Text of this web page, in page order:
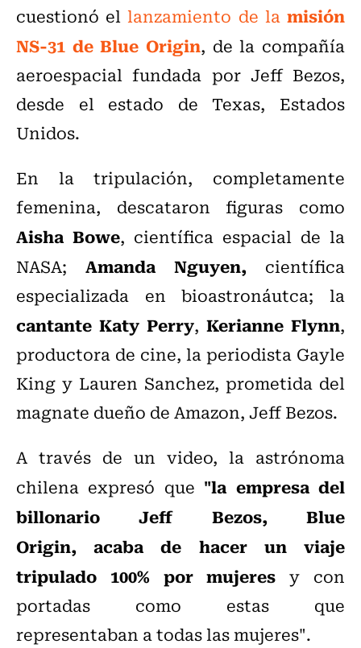
cuestionó el lanzamiento de lamisión
NS-31 de Blue Origin, de la compañía
aeroespacial fundada por Jeff Bezos,
desde el estado de Texas, Estados
Unidos.
En la tripulación, completamente
femenina, descataron figuras como
Aisha Bowe, científica espacial de la
NASA; Amanda Nguyen, científica
especializada en bioastronáutca; la
cantante Katy Perry, Kerianne Flynn,
productora de cine, la periodista Gayle
King y Lauren Sanchez, prometida del
magnate dueño de Amazon,Jeff Bezos.
A través de un video, la astrónoma
chilena expresó que "la empresa del
billonario Jeff Bezos, Blue
Origin, acaba de hacer un viaje
tripulado 100% por mujeresy con
portadas como estas que
representaban a todas las mujeres".